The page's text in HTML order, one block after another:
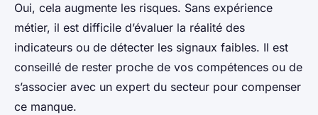
Oui, cela augmente les risques. Sans expérience
métier, il est difficile d’évaluer la réalité des
indicateurs ou de détecter les signaux faibles. Il est
conseillé de rester proche de vos compétences ou de
s’associer avec un expert du secteur pour compenser
ce manque.